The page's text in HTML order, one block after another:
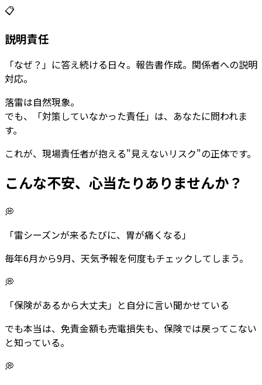
📋
説明責任
「なぜ？」に答え続ける日々。報告書作成。関係者への説明
対応。
落雷は自然現象。
でも、
「対策していなかった責任」 は、あなたに問われま
す。
これが、現場責任者が抱える"見えないリスク"の正体です。
こんな不安、 心当たりありませんか？
💭
「雷シーズンが来るたびに、胃が痛くなる」
毎年6月から9月、天気予報を何度もチェックしてしまう。
💭
「保険があるから大丈夫」と自分に言い聞かせている
でも本当は、免責金額も売電損失も、保険では戻ってこない
と知っている。
💭